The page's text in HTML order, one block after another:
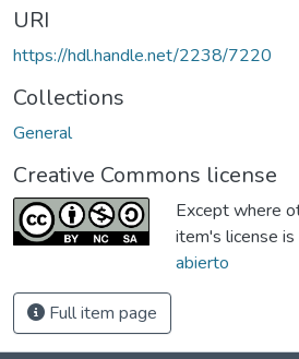
URI
https://hdl.handle.net/2238/7220
Collections
General
Creative Commons license
Except where
item's license
abierto
Full item page